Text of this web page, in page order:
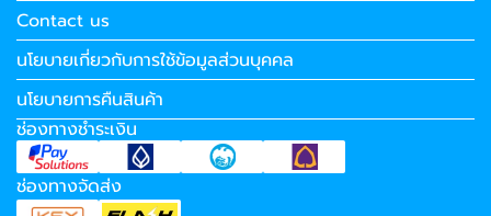
Contact us
นโยบายเกี่ยวกับการใช้ข้อมูลส่วนบุคคล
นโยบายการคืนสินค้า
ช่องทางชำระเงิน
ช่องทางจัดส่ง